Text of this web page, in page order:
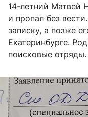
14-летний Матвей
и пропал без
записку, а позже
Екатеринбурге.
поисковые отряды.